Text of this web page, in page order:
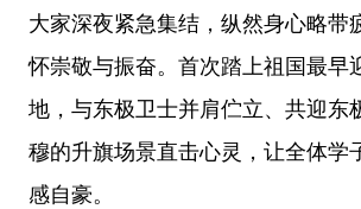
大家深夜紧急集结，纵然身心略带
怀崇敬与振奋。首次踏上祖国最早
地，与东极卫士并肩伫立、共迎东
穆的升旗场景直击心灵，让全体学
感自豪。